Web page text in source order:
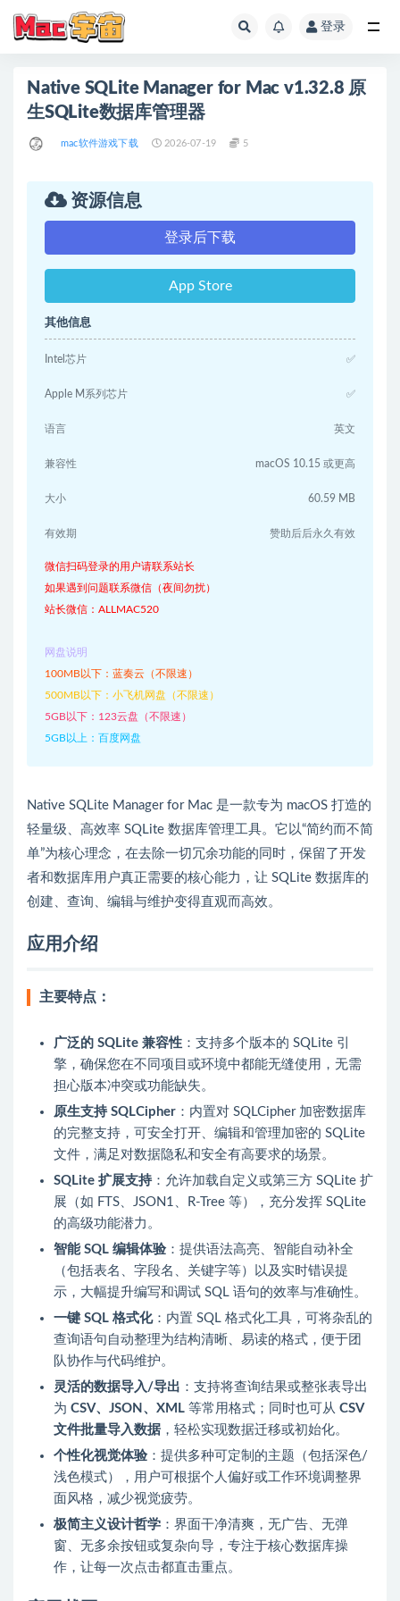
登录
Native SQLite Manager for Mac v1.32.8 原
生SQLite数据库管理器
mac软件游戏下载 2026-07-19 5
资源信息
登录后下载
App Store
其他信息
Intel芯片 ✅
Apple M系列芯片 ✅
语言 英文
兼容性 macOS 10.15 或更高
大小 60.59 MB
有效期 赞助后后永久有效
微信扫码登录的用户请联系站长
如果遇到问题联系微信（夜间勿扰）
站长微信：ALLMAC520
网盘说明
100MB以下：蓝奏云（不限速）
500MB以下：小飞机网盘（不限速）
5GB以下：123云盘（不限速）
5GB以上：百度网盘
Native SQLite Manager for Mac 是一款专为 macOS 打造的
轻量级、高效率 SQLite 数据库管理工具。它以“简约而不简
单”为核心理念，在去除一切冗余功能的同时，保留了开发
者和数据库用户真正需要的核心能力，让 SQLite 数据库的
创建、查询、编辑与维护变得直观而高效。
应用介绍
主要特点：
广泛的 SQLite 兼容性 ：支持多个版本的 SQLite 引
擎，确保您在不同项目或环境中都能无缝使用，无需
担心版本冲突或功能缺失。
原生支持 SQLCipher ：内置对 SQLCipher 加密数据库
的完整支持，可安全打开、编辑和管理加密的 SQLite
文件，满足对数据隐私和安全有高要求的场景。
SQLite 扩展支持：允许加载自定义或第三方 SQLite 扩
展（如 FTS、JSON1、R-Tree 等），充分发挥 SQLite
的高级功能潜力。
智能 SQL 编辑体验：提供语法高亮、智能自动补全
（包括表名、字段名、关键字等）以及实时错误提
示，大幅提升编写和调试 SQL 语句的效率与准确性。
一键 SQL 格式化：内置 SQL 格式化工具，可将杂乱的
查询语句自动整理为结构清晰、易读的格式，便于团
队协作与代码维护。
灵活的数据导入/导出 ：支持将查询结果或整张表导出
为 CSV、JSON、XML 等常用格式；同时也可从 CSV
文件批量导入数据 ，轻松实现数据迁移或初始化。
个性化视觉体验：提供多种可定制的主题（包括深色/
浅色模式），用户可根据个人偏好或工作环境调整界
面风格，减少视觉疲劳。
极简主义设计哲学 ：界面干净清爽，无广告、无弹
窗、无多余按钮或复杂向导，专注于核心数据库操
作，让每一次点击都直击重点。